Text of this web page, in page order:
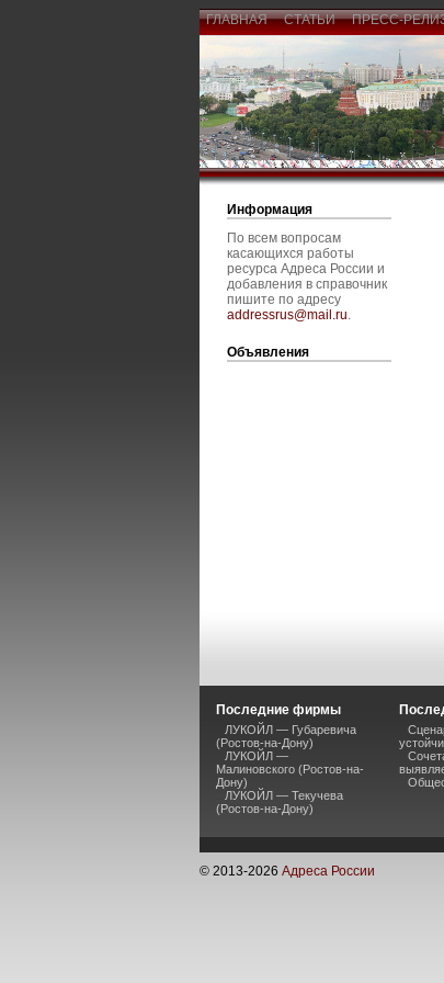
ГЛАВНАЯ СТАТЬИ ПРЕСС-
Информация
По всем вопросам
касающихся работы
ресурса Адреса России и
добавления в справочник
пишите по адресу
addressrus@mail.ru.
Объявления
Последние фирмы
ЛУКОЙЛ — Губаревича
(Ростов-на-Дону)
ЛУКОЙЛ —
Малиновского (Ростов-на-
Дону)
ЛУКОЙЛ — Текучева
(Ростов-на-Дону)
© 2013-2026 Адреса России